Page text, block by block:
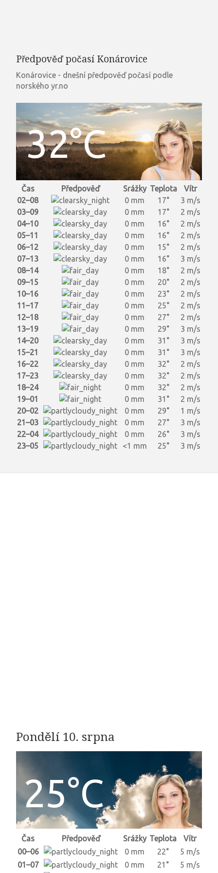
Předpověď počasí Konárovice
Konárovice - dnešní předpověď počasí podle
norského yr.no
32°C
Čas Předpověď Srážky Teplota
Vítr
02–08
0 mm 17°
3 m/s
03–09
0 mm 17°
2 m/s
04–10
0 mm 16°
2 m/s
05–11
0 mm 16°
2 m/s
06–12
0 mm 15°
2 m/s
07–13
0 mm 16°
3 m/s
08–14
0 mm 18°
2 m/s
09–15
0 mm 20°
2 m/s
10–16
0 mm 23°
2 m/s
11–17
0 mm 25°
2 m/s
12–18
0 mm 27°
2 m/s
13–19
0 mm 29°
3 m/s
14–20
0 mm 31°
3 m/s
15–21
0 mm 31°
3 m/s
16–22
0 mm 32°
2 m/s
17–23
0 mm 32°
2 m/s
18–24
0 mm 32°
2 m/s
19–01
0 mm 31°
2 m/s
20–02
0 mm 29°
1 m/s
21–03
0 mm 27°
3 m/s
22–04
0 mm 26°
3 m/s
23–05
<1 mm 25° 3 m/s
Pondělí 10. srpna
25°C
Čas Předpověď Srážky Teplota
Vítr
00–06
0 mm 22°
5 m/s
01–07
0 mm 21° 5 m/s